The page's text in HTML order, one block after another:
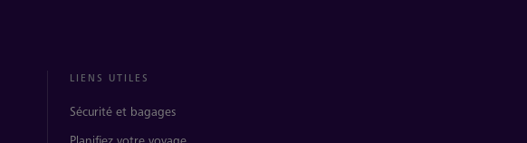
LIENS UTILES
Sécurité et bagages